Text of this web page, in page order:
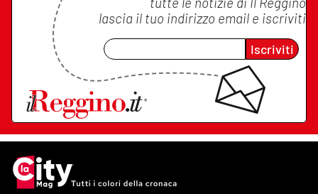
lascia il tuo indirizzo email e iscriviti
Iscriviti